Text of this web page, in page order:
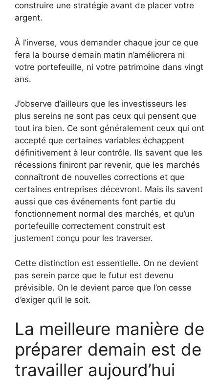
construire une stratégie avant de placer votre
argent.
À l’inverse, vous demander chaque jour ce que
fera la bourse demain matin n’améliorera ni
votre portefeuille, ni votre patrimoine dans vingt
ans.
J’observe d’ailleurs que les investisseurs les
plus sereins ne sont pas ceux qui pensent que
tout ira bien. Ce sont généralement ceux qui ont
accepté que certaines variables échappent
définitivement à leur contrôle. Ils savent que les
récessions finiront par revenir, que les marchés
connaîtront de nouvelles corrections et que
certaines entreprises décevront. Mais ils savent
aussi que ces événements font partie du
fonctionnement normal des marchés, et qu’un
portefeuille correctement construit est
justement conçu pour les traverser.
Cette distinction est essentielle. On ne devient
pas serein parce que le futur est devenu
prévisible. On le devient parce que l’on cesse
d’exiger qu’il le soit.
La meilleure manière de
préparer demain est de
travailler aujourd’hui